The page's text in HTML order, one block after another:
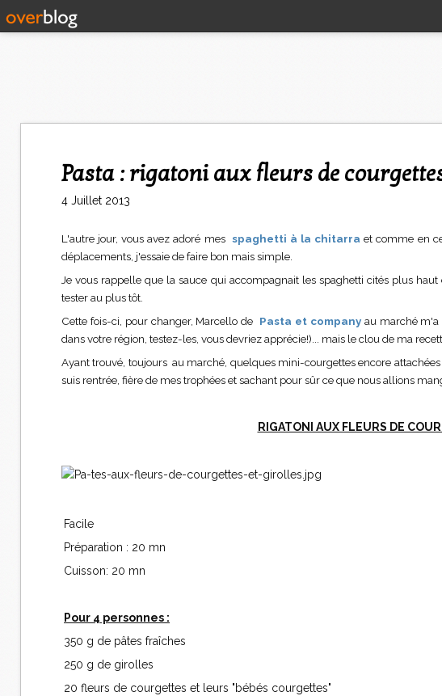
Pasta : rigatoni aux fleurs de
4 Juillet 2013
L'autre jour, vous avez adoré mes spaghetti à la chitarra et comme en
déplacements, j'essaie de faire bon mais simple.
Je vous rappelle que la sauce qui accompagnait les spaghetti cités plus
tester au plus tôt.
Cette fois-ci, pour changer, Marcello de Pasta et companyau marché m'a
dans votre région, testez-les, vous devriez apprécie!)... mais le clou de ma
Ayant trouvé, toujours au marché, quelques mini-courgettes encore
suis rentrée, fière de mes trophées et sachant pour sûr ce que nous allions
RIGATONI AUX FLEURS DE
Facile
Préparation : 20 mn
Cuisson: 20 mn
Pour 4 personnes :
350 g de pâtes fraîches
250 g de girolles
20 fleurs de courgettes et leurs "bébés courgettes"